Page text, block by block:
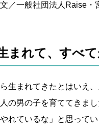
文／一般社団法人Raise
まれて、すべ
生まれてきたとはいえ
の男の子を育ててきま
れているな」と思ってい